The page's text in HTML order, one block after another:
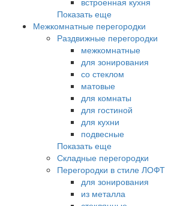
Показать еще
Межкомнатные перегородки
Раздвижные перегородки
межкомнатные
для зонирования
со стеклом
матовые
для комнаты
для гостиной
для кухни
подвесные
Показать еще
Складные перегородки
Перегородки в стиле ЛОФТ
для зонирования
из металла